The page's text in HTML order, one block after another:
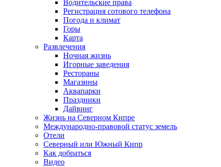
Водительские права
Регистрация сотового телефона
Погода и климат
Горы
Карта
Развлечения
Ночная жизнь
Игорные заведения
Рестораны
Магазины
Аквапарки
Праздники
Дайвинг
Жизнь на Северном Кипре
Международно-правовой статус земель
Отели
Северный или Южный Кипр
Как добраться
Видео